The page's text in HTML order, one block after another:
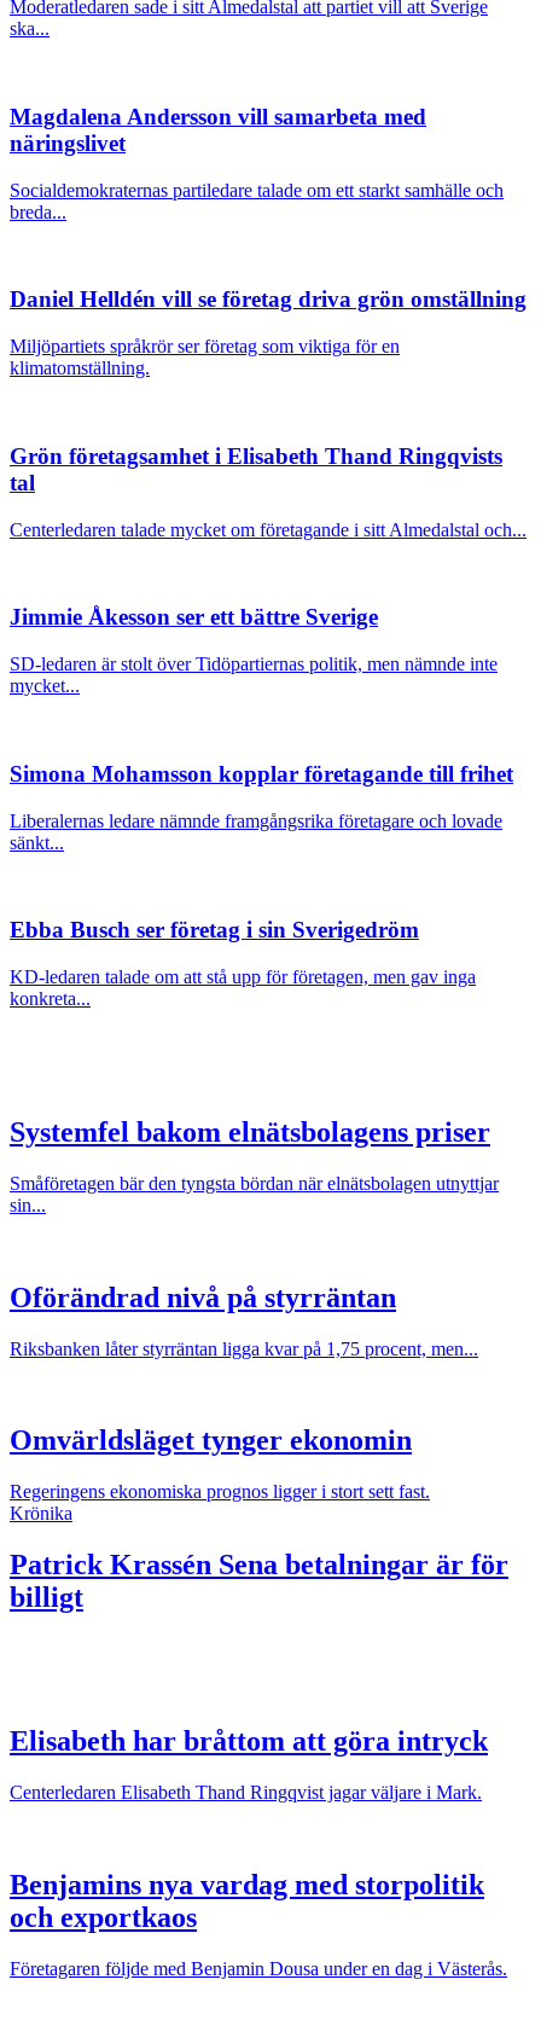
Moderatledaren sade i sitt Almedalstal att partiet vill att Sverige
ska...
Magdalena Andersson vill samarbeta med
näringslivet
Socialdemokraternas partiledare talade om ett starkt samhälle och
breda...
Daniel Helldén vill se företag driva grön omställning
Miljöpartiets språkrör ser företag som viktiga för en
klimatomställning.
Grön företagsamhet i Elisabeth Thand Ringqvists
tal
Centerledaren talade mycket om företagande i sitt Almedalstal och...
Jimmie Åkesson ser ett bättre Sverige
SD-ledaren är stolt över Tidöpartiernas politik, men nämnde inte
mycket...
Simona Mohamsson kopplar företagande till frihet
Liberalernas ledare nämnde framgångsrika företagare och lovade
sänkt...
Ebba Busch ser företag i sin Sverigedröm
KD-ledaren talade om att stå upp för företagen, men gav inga
konkreta...
Systemfel bakom elnätsbolagens priser
Småföretagen bär den tyngsta bördan när elnätsbolagen utnyttjar
sin...
Oförändrad nivå på styrräntan
Riksbanken låter styrräntan ligga kvar på 1,75 procent, men...
Omvärldsläget tynger ekonomin
Regeringens ekonomiska prognos ligger i stort sett fast.
Krönika
Patrick Krassén Sena betalningar är för
billigt
Elisabeth har bråttom att göra intryck
Centerledaren Elisabeth Thand Ringqvist jagar väljare i Mark.
Benjamins nya vardag med storpolitik
och exportkaos
Företagaren följde med Benjamin Dousa under en dag i Västerås.